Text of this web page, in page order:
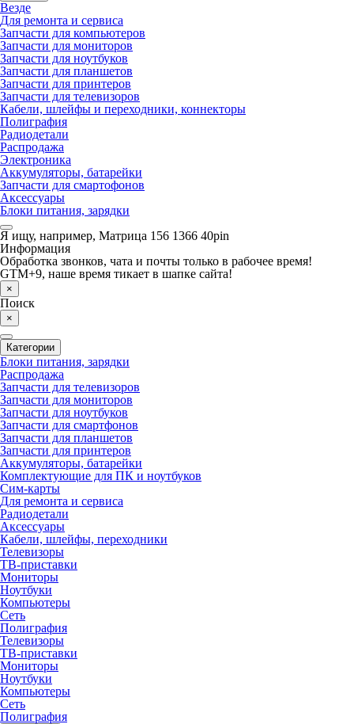
Везде
Для ремонта и сервиса
Запчасти для компьютеров
Запчасти для мониторов
Запчасти для ноутбуков
Запчасти для планшетов
Запчасти для принтеров
Запчасти для телевизоров
Кабели, шлейфы и переходники, коннекторы
Полиграфия
Радиодетали
Распродажа
Электроника
Аккумуляторы, батарейки
Запчасти для смартофонов
Аксессуары
Блоки питания, зарядки
Я ищу, например, Матрица 156 1366 40pin
Информация
Обработка звонков, чата и почты только в рабочее время!
GTM+9, наше время тикает в шапке сайта!
×
Поиск
×
Категории
Блоки питания, зарядки
Распродажа
Запчасти для телевизоров
Запчасти для мониторов
Запчасти для ноутбуков
Запчасти для смартфонов
Запчасти для планшетов
Запчасти для принтеров
Аккумуляторы, батарейки
Комплектующие для ПК и ноутбуков
Сим-карты
Для ремонта и сервиса
Радиодетали
Аксессуары
Кабели, шлейфы, переходники
Телевизоры
ТВ-приставки
Мониторы
Ноутбуки
Компьютеры
Сеть
Полиграфия
Телевизоры
ТВ-приставки
Мониторы
Ноутбуки
Компьютеры
Сеть
Полиграфия